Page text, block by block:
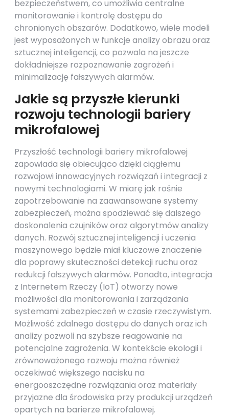
bezpieczeństwem, co umożliwia centralne
monitorowanie i kontrolę dostępu do
chronionych obszarów. Dodatkowo, wiele modeli
jest wyposażonych w funkcje analizy obrazu oraz
sztucznej inteligencji, co pozwala na jeszcze
dokładniejsze rozpoznawanie zagrożeń i
minimalizację fałszywych alarmów.
Jakie są przyszłe kierunki
rozwoju technologii bariery
mikrofalowej
Przyszłość technologii bariery mikrofalowej
zapowiada się obiecująco dzięki ciągłemu
rozwojowi innowacyjnych rozwiązań i integracji z
nowymi technologiami. W miarę jak rośnie
zapotrzebowanie na zaawansowane systemy
zabezpieczeń, można spodziewać się dalszego
doskonalenia czujników oraz algorytmów analizy
danych. Rozwój sztucznej inteligencji i uczenia
maszynowego będzie miał kluczowe znaczenie
dla poprawy skuteczności detekcji ruchu oraz
redukcji fałszywych alarmów. Ponadto, integracja
z Internetem Rzeczy (IoT) otworzy nowe
możliwości dla monitorowania i zarządzania
systemami zabezpieczeń w czasie rzeczywistym.
Możliwość zdalnego dostępu do danych oraz ich
analizy pozwoli na szybsze reagowanie na
potencjalne zagrożenia. W kontekście ekologii i
zrównoważonego rozwoju można również
oczekiwać większego nacisku na
energooszczędne rozwiązania oraz materiały
przyjazne dla środowiska przy produkcji urządzeń
opartych na barierze mikrofalowej.